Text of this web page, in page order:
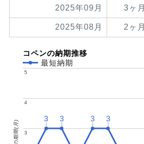
2025年09月 3ヶ月
2025年08月 2ヶ月
コペンの納期推移
最短納期
3
3
4
4
5
5
3
3 3
3 3
3 3
3